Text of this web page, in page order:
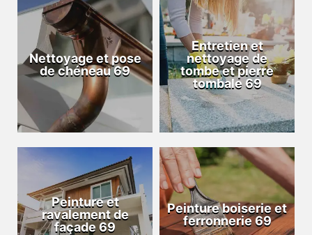
Nettoyage et pose
de chéneau 69
Entretien et
nettoyage de
tombe et pierre
tombale 69
Peinture et
ravalement de
façade 69
Peinture boiserie et
ferronnerie 69